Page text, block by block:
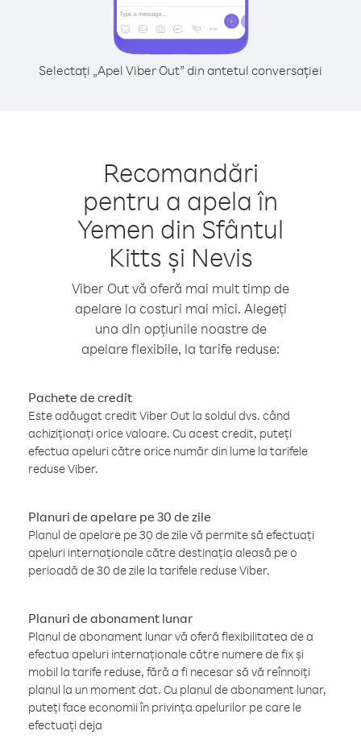
Selectați „Apel Viber Out” din antetul conversației
Recomandări
pentru a apela în
Yemen din Sfântul
Kitts și Nevis
Viber Out vă oferă mai mult timp de
apelare la costuri mai mici. Alegeți
una din opțiunile noastre de
apelare flexibile, la tarife reduse:
Pachete de credit
Este adăugat credit Viber Out la soldul dvs. când
achiziționați orice valoare. Cu acest credit, puteți
efectua apeluri către orice număr din lume la tarifele
reduse Viber.
Planuri de apelare pe 30 de zile
Planul de apelare pe 30 de zile vă permite să efectuați
apeluri internaționale către destinația aleasă pe o
perioadă de 30 de zile la tarifele reduse Viber.
Planuri de abonament lunar
Planul de abonament lunar vă oferă flexibilitatea de a
efectua apeluri internaționale către numere de fix și
mobil la tarife reduse, fără a fi necesar să vă reînnoiți
planul la un moment dat. Cu planul de abonament lunar,
puteți face economii în privința apelurilor pe care le
efectuați deja